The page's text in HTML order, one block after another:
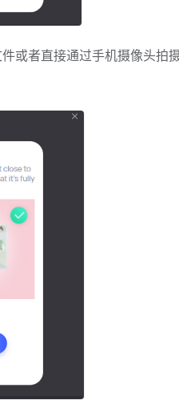
或者直接通过手机摄像头拍